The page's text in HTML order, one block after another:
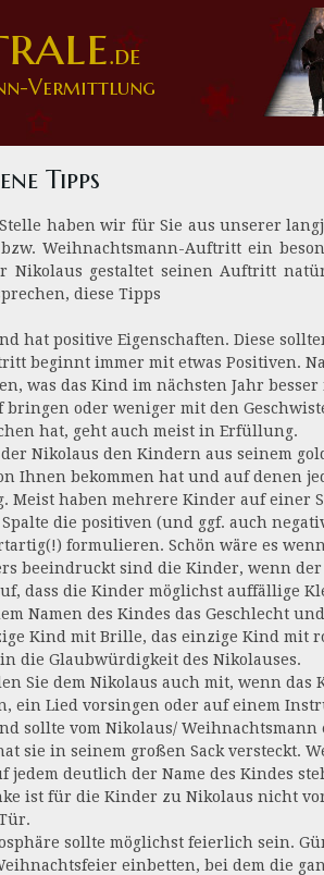
.de
Vermittlung
Tipps
haben wir für Sie aus unserer
Weihnachtsmann-Auftritt ein
Nikolaus gestaltet seinen Auftritt
diese Tipps
hat positive Eigenschaften. Diese
beginnt immer mit etwas Positiven.
was das Kind im nächsten Jahr
bringen oder weniger mit den
hat, geht auch meist in Erfüllung.
Nikolaus den Kindern aus seinem
Ihnen bekommen hat und auf denen
Meist haben mehrere Kinder auf einer
die positiven (und ggf. auch
formulieren. Schön wäre es
beeindruckt sind die Kinder, wenn
dass die Kinder möglichst auffällige
Namen des Kindes das Geschlecht
Kind mit Brille, das einzige Kind mit
die Glaubwürdigkeit des Nikolauses.
Sie dem Nikolaus auch mit, wenn
ein Lied vorsingen oder auf einem
sollte vom Nikolaus/
sie in seinem großen Sack versteckt.
jedem deutlich der Name des Kindes
ist für die Kinder zu Nikolaus nicht
sollte möglichst feierlich sein.
einbetten, bei dem die